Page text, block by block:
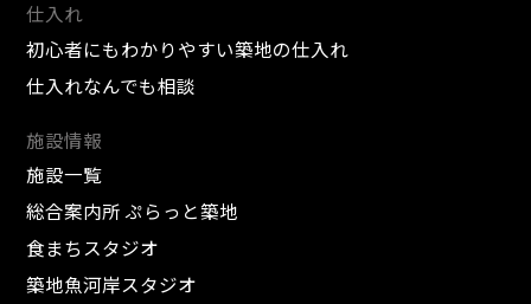
仕入れ
初心者にもわかりやすい築地の仕入れ
仕入れなんでも相談
施設情報
施設一覧
総合案内所 ぷらっと築地
食まちスタジオ
築地魚河岸スタジオ